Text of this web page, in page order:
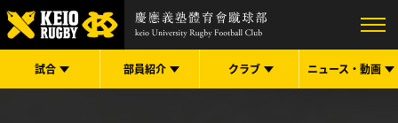
試合 部員紹介 クラブ ニュース・ 動画